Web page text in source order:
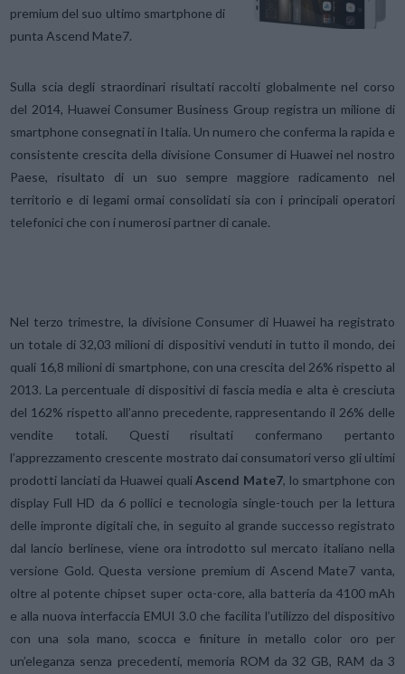
premium del suo ultimo smartphone di
punta Ascend Mate7.
Sulla scia degli straordinari risultati raccolti globalmente nel corso
del 2014, Huawei Consumer Business Group registra un milione di
smartphone consegnati in Italia. Un numero che conferma la rapida e
consistente crescita della divisione Consumer di Huawei nel nostro
Paese, risultato di un suo sempre maggiore radicamento nel
territorio e di legami ormai consolidati sia con i principali operatori
telefonici che con i numerosi partner di canale.
Nel terzo trimestre, la divisione Consumer di Huawei ha registrato
un totale di 32,03 milioni di dispositivi venduti in tutto il mondo, dei
quali 16,8 milioni di smartphone, con una crescita del 26% rispetto al
2013. La percentuale di dispositivi di fascia media e alta è cresciuta
del 162% rispetto all’anno precedente, rappresentando il 26% delle
vendite totali. Questi risultati confermano pertanto
l’apprezzamento crescente mostrato dai consumatori verso gli ultimi
prodotti lanciati da Huawei quali Ascend Mate7, lo smartphone con
display Full HD da 6 pollici e tecnologia single-touch per la lettura
delle impronte digitali che, in seguito al grande successo registrato
dal lancio berlinese, viene ora introdotto sul mercato italiano nella
versione Gold. Questa versione premium di Ascend Mate7 vanta,
oltre al potente chipset super octa-core, alla batteria da 4100 mAh
e alla nuova interfaccia EMUI 3.0 che facilita l’utilizzo del dispositivo
con una sola mano, scocca e finiture in metallo color oro per
un’eleganza senza precedenti, memoria ROM da 32 GB, RAM da 3